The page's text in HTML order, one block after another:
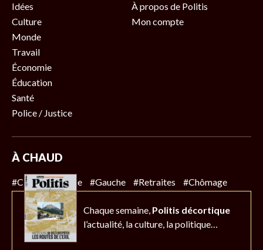
Idées
Culture
Monde
Travail
Économie
Éducation
Santé
Police / Justice
À propos de Politis
Mon compte
À CHAUD
#Climat #Police #Gauche #Retraites #Chômage
Chaque semaine, Politis décortique
l’actualité, la culture, la politique…